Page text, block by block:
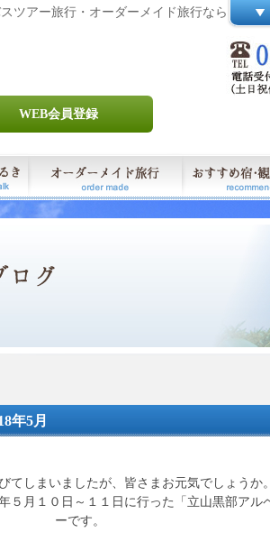
ツアー旅行・オーダーメイド旅行なら
WEB会員登録
年5月
てしまいましたが、皆さまお元気でしょうか。
５月１０日～１１日に行った「立山黒部アル
ーです。